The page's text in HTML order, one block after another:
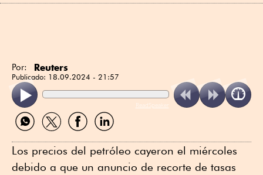
Por: Reuters
Publicado: 18.09.2024 - 21:57
ReadSpeaker
Compartir
por
Compartir
por
Compartir
por
Compartir
por
Los precios del petróleo cayeron el miércoles
debido a que un anuncio de recorte de tasas